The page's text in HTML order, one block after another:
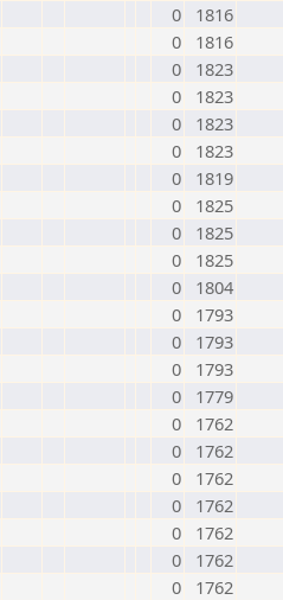
0
1816
0
1816
0
1823
0
1823
0
1823
0
1823
0
1819
0
1825
0
1825
0
1825
0
1804
0
1793
0
1793
0
1793
0
1779
0
1762
0
1762
0
1762
0
1762
0
1762
0
1762
0
1762